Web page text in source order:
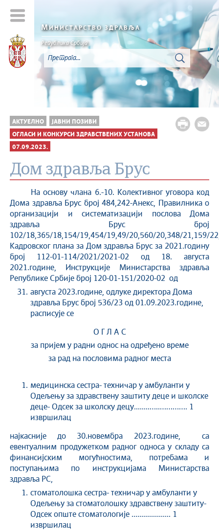
МИНИСТАРСТВО ЗДРАВЉА
Република Србија
АКТУЕЛНО ЈАВНИ ПОЗИВИ
ОГЛАСИ И КОНКУРСИ ЗДРАВСТВЕНИХ УСТАНОВА
07.09.2023.
Дом здравља Брус
На основу члана 6.-10. Колективног уговора код
Дома здравља Брус број 484,242-Анекс, Правилника о
организацији и систематизацији послова Дома
здравља Брус број
102/18,365/18,154/19,454/19,49/20,560/20,348/21,159/
Кадровског плана за Дом здравља Брус за 2021.годину
број 112-01-114/2021/2021-02 од 18. августа
2021.године, Инструкције Министарства здравља
Републике Србије број 120-01-151/2020-02 oд
августа 2023.године, одлуке директора Дома
здравља Брус број 536/23 од 01.09.2023.године,
расписује се
О Г Л А С
за пријем у радни однос на одређено време
за рад на пословима радног места
медицинска сестра- техничар у амбуланти у
Одељењу за здравствену заштиту деце и школске
деце- Одсек за школску децу........…..…………. 1
извршилац
најкасније до 30.новембра 2023.године, са
евентуалним продужетком радног односа у складу са
финансијским могућностима, потребама и
поступањима по инструкцијама Министарства
здравља РС,
стоматолошка сестра- техничар у амбуланти у
Одељењу за стоматолошку здравствену заштиту-
Одсек опште стоматологије .................... 1
извршилац